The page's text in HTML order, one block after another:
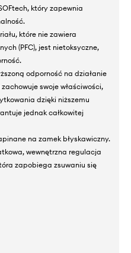
który zapewnia
które nie zawiera
(PFC), jest nietoksyczne,
odporność na działanie
swoje właściwości,
dzięki niższemu
jednak całkowitej
na zamek błyskawiczny.
wewnętrzna regulacja
zapobiega zsuwaniu się